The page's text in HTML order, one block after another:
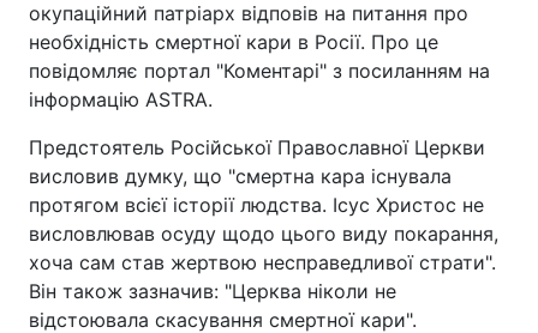
окупаційний патріарх відповів на питання про
необхідність смертної кари в Росії. Про це
повідомляє портал "Коментарі" з посиланням на
інформацію ASTRA.
Предстоятель Російської Православної Церкви
висловив думку, що "смертна кара існувала
протягом всієї історії людства. Ісус Христос не
висловлював осуду щодо цього виду покарання,
хоча сам став жертвою несправедливої страти".
Він також зазначив: "Церква ніколи не
відстоювала скасування смертної кари".